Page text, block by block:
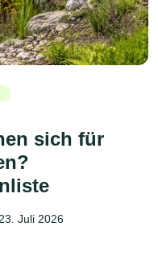
sich für
23. Juli 2026